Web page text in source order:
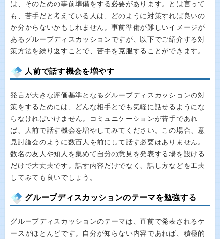
は、そのための事前準備をする必要があります。とは言って
も、苦手だと考えている人は、どのように対策すれば良いの
か分からないかもしれません。事前準備が難しいイメージが
あるグループディスカッションですが、以下でご紹介する対
策方法を繰り返すことで、苦手を克服することができます。
人前で話す機会を増やす
発言が大きな評価基準となるグループディスカッションの対
策をするためには、どんな相手とでも気軽に話せるようにな
らなければいけません。コミュニケーションが苦手であれ
ば、人前で話す機会を増やしてみてください。この場合、意
見討論会のように数百人を前にして話す必要はありません。
数名の友人や知人を集めて自分の意見を発表する場を設ける
だけで大丈夫です。話す内容だけでなく、話し方などを工夫
してみても良いでしょう。
グループディスカッションのテーマを勉強する
グループディスカッションのテーマは、直前で発表されるケ
ースがほとんどです。自分が知らない内容であれば、積極的